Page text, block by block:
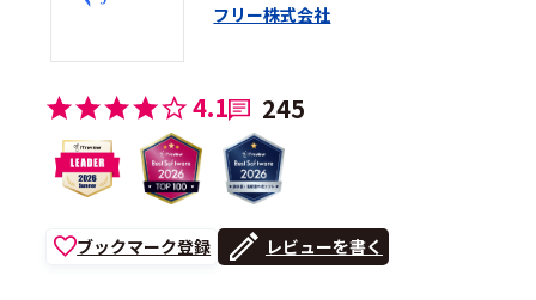
フリー株式会社
4.1 245
ブックマーク登録 レビューを書く